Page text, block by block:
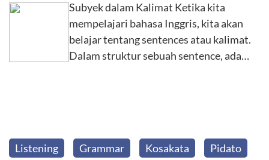
Subyek dalam Kalimat Ketika kita
mempelajari bahasa Inggris, kita akan
belajar tentang sentences atau kalimat.
Dalam struktur sebuah sentence, ada…
Listening Grammar Kosakata Pidato